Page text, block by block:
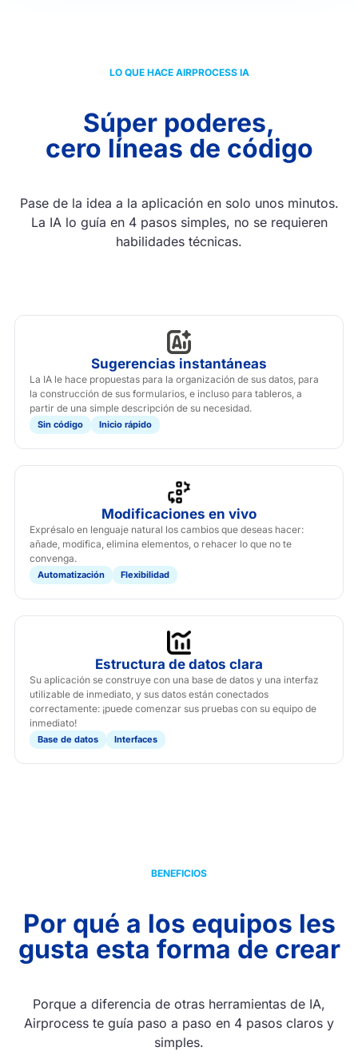
LO QUE HACE AIRPROCESS IA
Súper poderes,
cero líneas de código
Pase de la idea a la aplicación en solo unos minutos.
La IA lo guía en 4 pasos simples, no se requieren
habilidades técnicas.
Sugerencias instantáneas
La IA le hace propuestas para la organización de sus datos, para
la construcción de sus formularios, e incluso para tableros, a
partir de una simple descripción de su necesidad.
Sin código Inicio rápido
Modificaciones en vivo
Exprésalo en lenguaje natural los cambios que deseas hacer:
añade, modifica, elimina elementos, o rehacer lo que no te
convenga.
Automatización Flexibilidad
Estructura de datos clara
Su aplicación se construye con una base de datos y una interfaz
utilizable de inmediato, y sus datos están conectados
correctamente: ¡puede comenzar sus pruebas con su equipo de
inmediato!
Base de datos Interfaces
BENEFICIOS
Por qué a los equipos les
gusta esta forma de crear
Porque a diferencia de otras herramientas de IA,
Airprocess te guía paso a paso en 4 pasos claros y
simples.